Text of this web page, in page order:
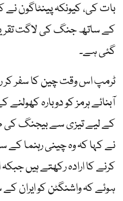
بات کی، کیونکہ پینٹاگون نے
گئی ہے۔
ٹرمپ اس وقت چین کا سفر
آبنائے ہرمز کو دوبارہ کھولنے
کے لیے تیزی سے بیجنگ کی
نے کہا کہ وہ چینی رہنما
کرنے کا ارادہ رکھتے ہیں
ہوئے کہ واشنگٹن کو ایران